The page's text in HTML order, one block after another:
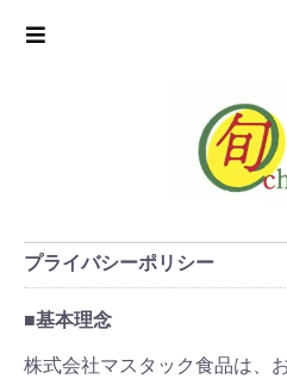
プライバシーポリシー
■基本理念
株式会社マスタック食品は、